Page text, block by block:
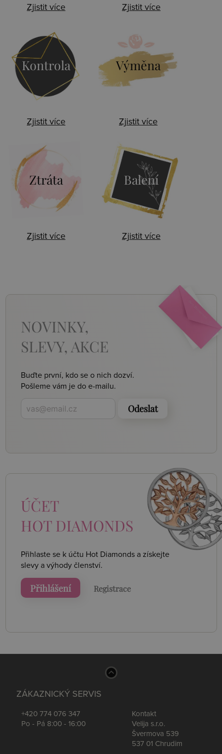
Zjistit více Zjistit více
Kontrola
Zjistit více
Výměna
Zjistit více
Ztráta
Zjistit více
Balení
Zjistit více
NOVINKY,
SLEVY, AKCE
Buďte první, kdo se o nich dozví.
Pošleme vám je do e-mailu.
Odeslat
ÚČET
HOT DIAMONDS
Přihlaste se k účtu Hot Diamonds a získejte
slevy a výhody členství.
Přihlášení Registrace
ZÁKAZNICKÝ SERVIS
+420 774 076 347
Po - Pá 8:00 - 16:00
Kontakt
Velija s.r.o.
Švermova 539
537 01 Chrudim